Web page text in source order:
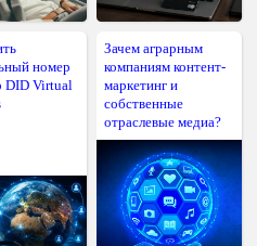
номер
DID Virtual
Зачем аграрным
компаниям контент-
маркетинг и
собственные
отраслевые медиа?